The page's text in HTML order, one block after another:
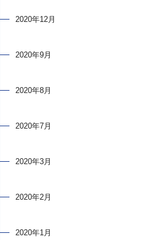
2020年12月
2020年9月
2020年8月
2020年7月
2020年3月
2020年2月
2020年1月